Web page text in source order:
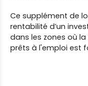
Ce supplément de
rentabilité d’un
dans les zones où
prêts à l'emploi est